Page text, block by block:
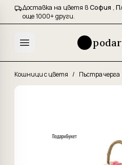
Доставка на цветя вСофия ,
още 1000+ други.
Кошници с цветя / Пъстра черга